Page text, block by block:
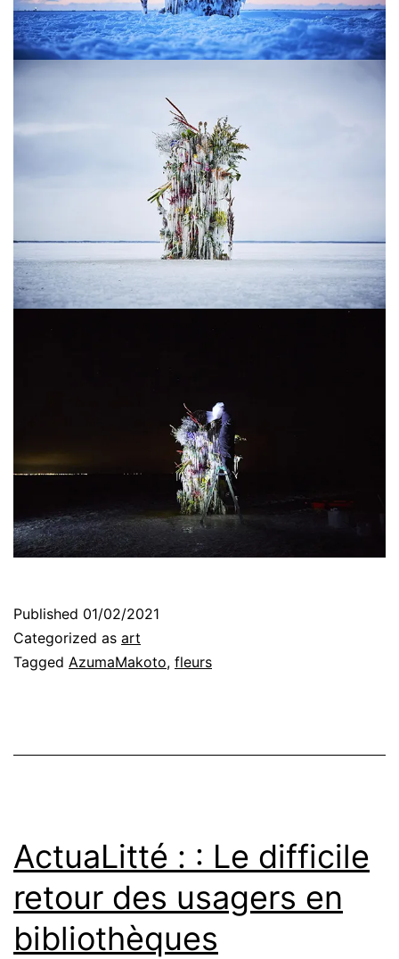
Published 01/02/2021
Categorized as art
Tagged AzumaMakoto, fleurs
ActuaLitté : : Le difficile
retour des usagers en
bibliothèques